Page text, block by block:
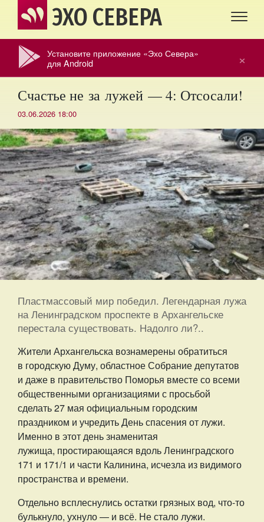
ЭХО СЕВЕРА
×
Установите приложение «Эхо Севера»
для Android
Счастье не за лужей — 4: Отсосали!
03.06.2026 18:00
Пластмассовый мир победил. Легендарная лужа
на Ленинградском проспекте в Архангельске
перестала существовать. Надолго ли?..
Жители Архангельска вознамерены обратиться
в городскую Думу, областное Собрание депутатов
и даже в правительство Поморья вместе со всеми
общественными организациями с просьбой
сделать 27 мая официальным городским
праздником и учредить День спасения от лужи.
Именно в этот день знаменитая
лужища, простирающаяся вдоль Ленинградского
171 и 171/1 и части Калинина, исчезла из видимого
пространства и времени.
Отдельно всплеснулись остатки грязных вод, что-то
булькнуло, ухнуло — и всё. Не стало лужи.